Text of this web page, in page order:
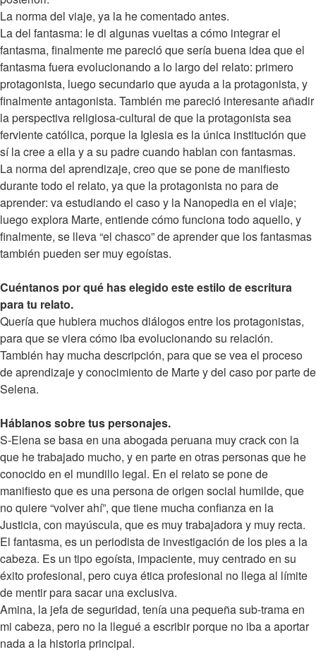
La norma del viaje, ya la he comentado antes.
La del fantasma: le di algunas vueltas a cómo integrar el
fantasma, finalmente me pareció que sería buena idea que el
fantasma fuera evolucionando a lo largo del relato: primero
protagonista, luego secundario que ayuda a la protagonista, y
finalmente antagonista. También me pareció interesante añadir
la perspectiva religiosa-cultural de que la protagonista sea
ferviente católica, porque la Iglesia es la única institución que
sí la cree a ella y a su padre cuando hablan con fantasmas.
La norma del aprendizaje, creo que se pone de manifiesto
durante todo el relato, ya que la protagonista no para de
aprender: va estudiando el caso y la Nanopedia en el viaje;
luego explora Marte, entiende cómo funciona todo aquello, y
finalmente, se lleva “el chasco” de aprender que los fantasmas
también pueden ser muy egoístas.
Cuéntanos por qué has elegido este estilo de escritura
para tu relato.
Quería que hubiera muchos diálogos entre los protagonistas,
para que se viera cómo iba evolucionando su relación.
También hay mucha descripción, para que se vea el proceso
de aprendizaje y conocimiento de Marte y del caso por parte de
Selena.
Háblanos sobre tus personajes.
S-Elena se basa en una abogada peruana muy crack con la
que he trabajado mucho, y en parte en otras personas que he
conocido en el mundillo legal. En el relato se pone de
manifiesto que es una persona de origen social humilde, que
no quiere “volver ahí”, que tiene mucha confianza en la
Justicia, con mayúscula, que es muy trabajadora y muy recta.
El fantasma, es un periodista de investigación de los pies a la
cabeza. Es un tipo egoísta, impaciente, muy centrado en su
éxito profesional, pero cuya ética profesional no llega al límite
de mentir para sacar una exclusiva.
Amina, la jefa de seguridad, tenía una pequeña sub-trama en
mi cabeza, pero no la llegué a escribir porque no iba a aportar
nada a la historia principal.